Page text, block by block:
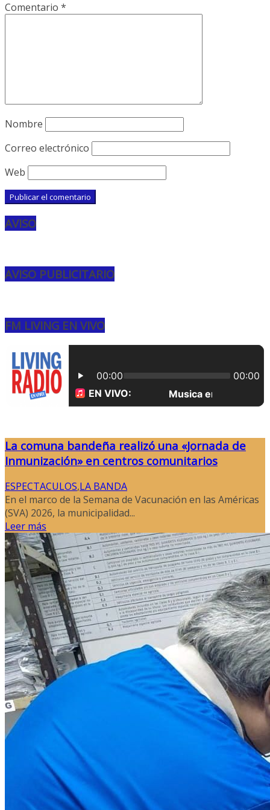
Comentario *
Nombre
Correo electrónico
Web
AVISO
AVISO PUBLICITARIO
FM LIVING EN VIVO
La comuna bandeña realizó una «Jornada de
Inmunización» en centros comunitarios
ESPECTACULOS,LA BANDA
En el marco de la Semana de Vacunación en las Américas
(SVA) 2026, la municipalidad...
Leer más